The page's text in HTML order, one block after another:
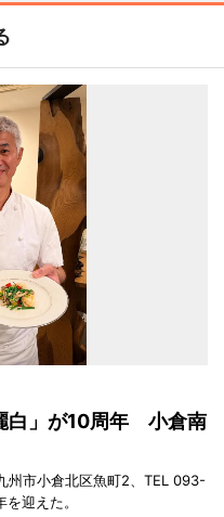
白」が10周年 小倉南
州市小倉北区魚町2、TEL 093-
迎えた。